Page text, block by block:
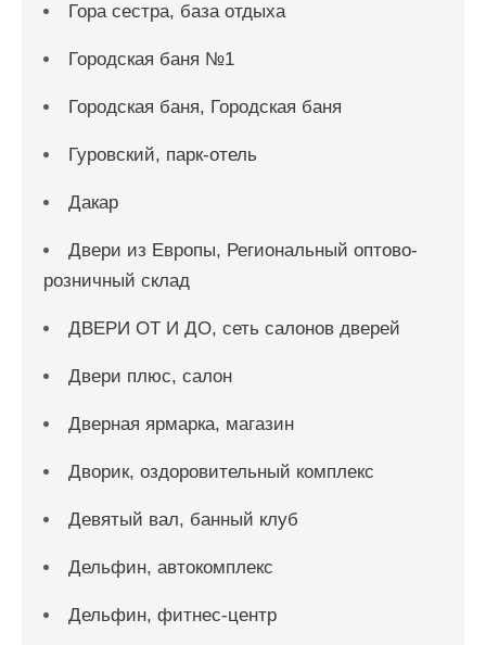
Гора сестра, база отдыха
Городская баня №1
Городская баня, Городская баня
Гуровский, парк-отель
Дакар
Двери из Европы, Региональный оптово-
розничный склад
ДВЕРИ ОТ И ДО, сеть салонов дверей
Двери плюс, салон
Дверная ярмарка, магазин
Дворик, оздоровительный комплекс
Девятый вал, банный клуб
Дельфин, автокомплекс
Дельфин, фитнес-центр